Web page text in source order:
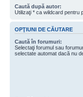
Caută după autor:
Utilizaţi * ca wildcard pentru
OPŢIUNI DE CĂUTARE
Caută în forumuri:
Selectaţi forumul sau
selectate automat dacă nu